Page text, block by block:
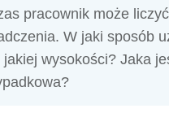
pracownik może
W jaki sposób
wysokości? Jaka